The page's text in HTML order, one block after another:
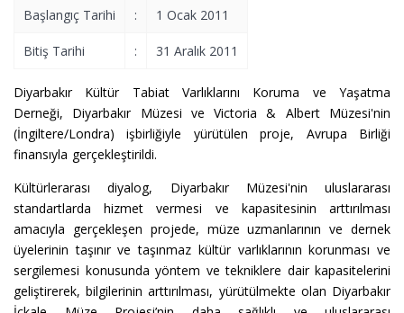
Başlangıç Tarihi : 1 Ocak 2011
Bitiş Tarihi : 31 Aralık 2011
Diyarbakır Kültür Tabiat Varlıklarını Koruma ve Yaşatma
Derneği, Diyarbakır Müzesi ve Victoria & Albert Müzesi'nin
(İngiltere/Londra) işbirliğiyle yürütülen proje, Avrupa Birliği
finansıyla gerçekleştirildi.
Kültürlerarası diyalog, Diyarbakır Müzesi'nin uluslararası
standartlarda hizmet vermesi ve kapasitesinin arttırılması
amacıyla gerçekleşen projede, müze uzmanlarının ve dernek
üyelerinin taşınır ve taşınmaz kültür varlıklarının korunması ve
sergilemesi konusunda yöntem ve tekniklere dair kapasitelerini
geliştirerek, bilgilerinin arttırılması, yürütülmekte olan Diyarbakır